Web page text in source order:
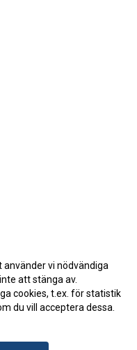
vi nödvändiga
att stänga av.
cookies, t.ex. för statistik
du vill acceptera dessa.